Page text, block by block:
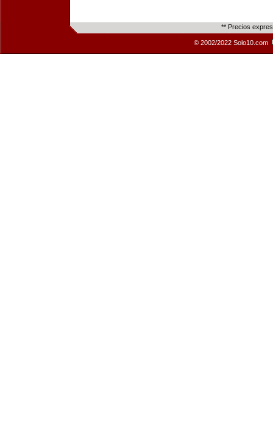
** Precios
© 2002/2022 Solo10.com